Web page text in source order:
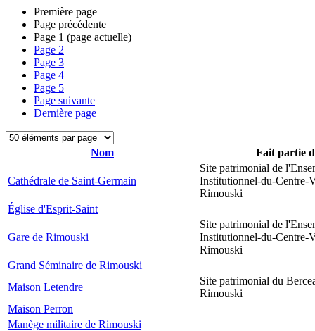
Première page
Page précédente
Page 1 (page actuelle)
Page 2
Page 3
Page 4
Page 5
Page suivante
Dernière page
Nom Fait partie
Cathédrale de Saint-Germain
Site patrimonial de
Institutionnel-du-Centre-
Rimouski
Église d'Esprit-Saint
Gare de Rimouski
Site patrimonial de
Institutionnel-du-Centre-
Rimouski
Grand Séminaire de Rimouski
Maison Letendre
Site patrimonial du
Rimouski
Maison Perron
Manège militaire de Rimouski